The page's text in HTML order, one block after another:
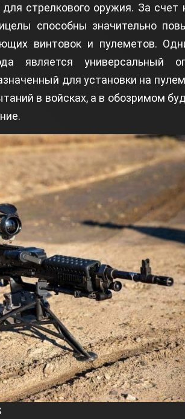
стрелкового оружия. За счет
способны значительно
винтовок и пулеметов.
является универсальный
для установки на
в войсках, а в обозримом